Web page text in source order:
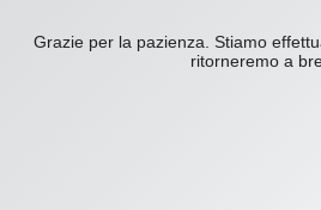
Grazie per la pazienza. Stiamo
ritorneremo a